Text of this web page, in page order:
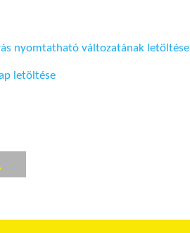
nyomtatható változatának letöltése
letöltése